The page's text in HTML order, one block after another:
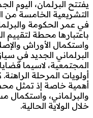
يفتتح البرلمان، اليوم
التشريعية الخامسة من
في عمر الحكومة
باعتبارها محطة لتقييم
واستكمال الأوراش
البرلماني الجديد في
المجتمعية، لاسيما
أولويات المرحلة
أهمية خاصة إذ تمثل
والبرلماني، واستكمال
خلال الولاية الحالية.